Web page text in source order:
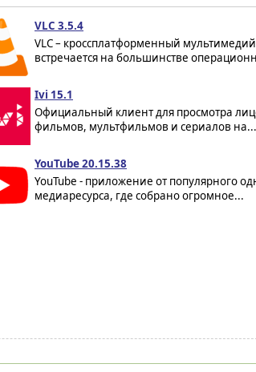
VLC 3.5.4
VLC – кроссплатформенный
встречается на большинстве
Ivi 15.1
Официальный клиент для просмотра
фильмов, мультфильмов и сериалов на...
YouTube 20.15.38
YouTube - приложение от популярного
медиаресурса, где собрано огромное...